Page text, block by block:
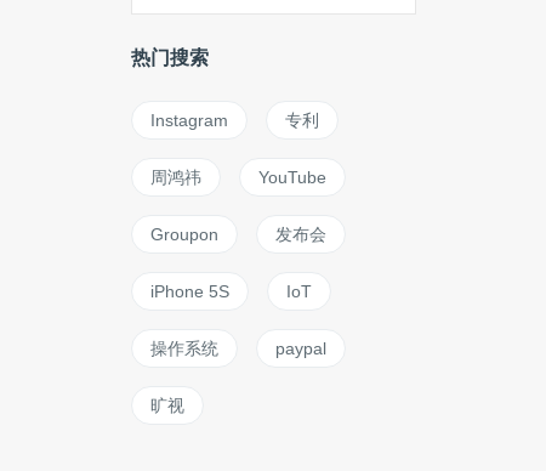
热门搜索
Instagram 专利
周鸿祎 YouTube
Groupon 发布会
iPhone 5S IoT
操作系统 paypal
旷视